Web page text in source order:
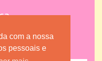
com a nossa
pessoais e